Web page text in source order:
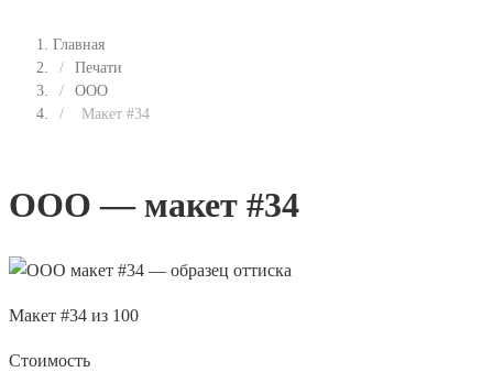
Главная
/
Печати
/
ООО
/
Макет #34
ООО — макет #34
Макет #34 из 100
Стоимость